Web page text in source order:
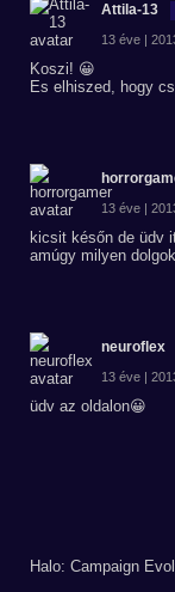
Attila-13
13 éve |
Koszi! 😀
Es elhiszed, hogy
13 éve |
kicsit későn de üdv
amúgy milyen
neuroflex
13 éve |
üdv az oldalon😀
Halo: Campaign